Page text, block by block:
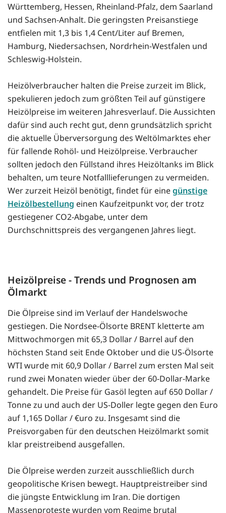
Württemberg, Hessen, Rheinland-Pfalz, dem Saarland
und Sachsen-Anhalt. Die geringsten Preisanstiege
entfielen mit 1,3 bis 1,4 Cent/Liter auf Bremen,
Hamburg, Niedersachsen, Nordrhein-Westfalen und
Schleswig-Holstein.
Heizölverbraucher halten die Preise zurzeit im Blick,
spekulieren jedoch zum größten Teil auf günstigere
Heizölpreise im weiteren Jahresverlauf. Die Aussichten
dafür sind auch recht gut, denn grundsätzlich spricht
die aktuelle Überversorgung des Weltölmarktes eher
für fallende Rohöl- und Heizölpreise. Verbraucher
sollten jedoch den Füllstand ihres Heizöltanks im Blick
behalten, um teure Notfalllieferungen zu vermeiden.
Wer zurzeit Heizöl benötigt, findet für einegünstige
Heizölbestellung einen Kaufzeitpunkt vor, der trotz
gestiegener CO2-Abgabe, unter dem
Durchschnittspreis des vergangenen Jahres liegt.
Heizölpreise - Trends und Prognosen am
Ölmarkt
Die Ölpreise sind im Verlauf der Handelswoche
gestiegen. Die Nordsee-Ölsorte BRENT kletterte am
Mittwochmorgen mit 65,3 Dollar / Barrel auf den
höchsten Stand seit Ende Oktober und die US-Ölsorte
WTI wurde mit 60,9 Dollar / Barrel zum ersten Mal seit
rund zwei Monaten wieder über der 60-Dollar-Marke
gehandelt. Die Preise für Gasöl legten auf 650 Dollar /
Tonne zu und auch der US-Doller legte gegen den Euro
auf 1,165 Dollar / €uro zu. Insgesamt sind die
Preisvorgaben für den deutschen Heizölmarkt somit
klar preistreibend ausgefallen.
Die Ölpreise werden zurzeit ausschließlich durch
geopolitische Krisen bewegt. Hauptpreistreiber sind
die jüngste Entwicklung im Iran. Die dortigen
Massenproteste wurden vom Regime brutal